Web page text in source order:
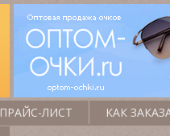
ПРАЙС-ЛИСТ КАК